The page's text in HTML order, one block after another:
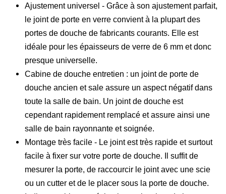
Ajustement universel - Grâce à son ajustement parfait,
le joint de porte en verre convient à la plupart des
portes de douche de fabricants courants. Elle est
idéale pour les épaisseurs de verre de 6 mm et donc
presque universelle.
Cabine de douche entretien : un joint de porte de
douche ancien et sale assure un aspect négatif dans
toute la salle de bain. Un joint de douche est
cependant rapidement remplacé et assure ainsi une
salle de bain rayonnante et soignée.
Montage très facile - Le joint est très rapide et surtout
facile à fixer sur votre porte de douche. Il suffit de
mesurer la porte, de raccourcir le joint avec une scie
ou un cutter et de le placer sous la porte de douche.